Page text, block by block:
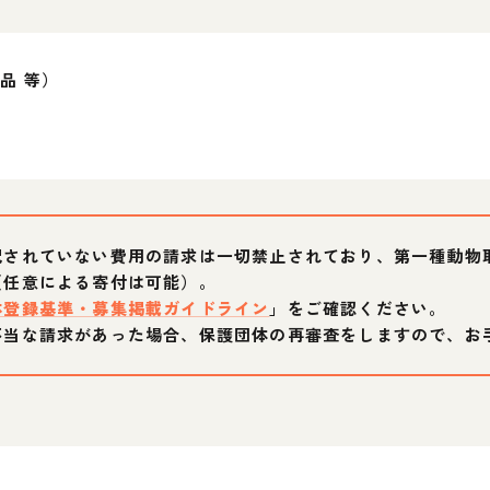
等）
れていない費用の請求は一切禁止されており、第一種動
意による寄付は可能）。
登録基準・募集掲載ガイドライン 」をご確認ください。
な請求があった場合、保護団体の再審査をしますので、お